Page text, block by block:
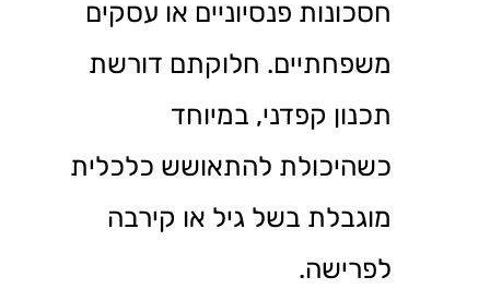
חסכונות פנסיוניים או עסקים
משפחתיים. חלוקתם דורשת
תכנון קפדני, במיוחד
כשהיכולת להתאושש כלכלית
מוגבלת בשל גיל או קירבה
לפרישה.